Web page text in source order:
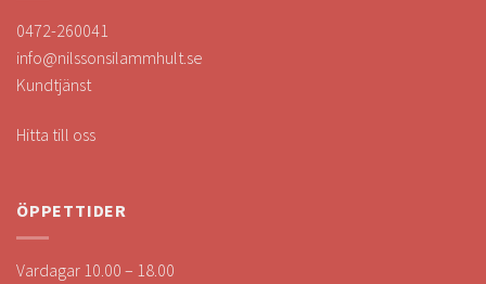
0472-260041
info@nilssonsilammhult.se
Kundtjänst
Hitta till oss
ÖPPETTIDER
Vardagar 10.00 – 18.00